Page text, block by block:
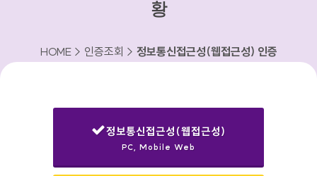
황
HOME > 인증조회 > 정보통신접근성(웹접근성) 인증
정보통신접근성(웹접근성)
PC, Mobile Web